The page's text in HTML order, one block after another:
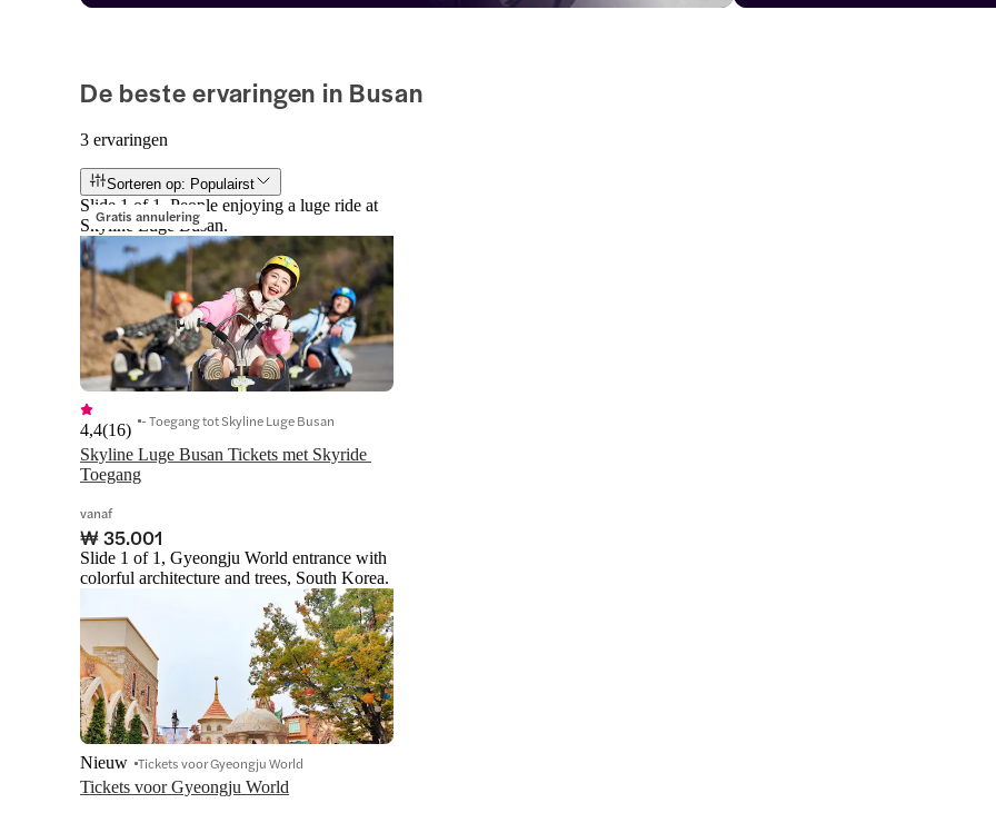
De beste ervaringen in Busan
3 ervaringen
Sorteren op: Populairst
Gratis annulering
Slide 1 of 1, People enjoying a luge ride at
Skyline Luge Busan.
Skyline Luge Busan Tickets met Skyride
Toegang
4,4(16) - Toegang tot Skyline Luge Busan
vanaf
₩ 35.001
Slide 1 of 1, Gyeongju World entrance with
colorful architecture and trees, South Korea.
Tickets voor Gyeongju World
Nieuw Tickets voor Gyeongju World